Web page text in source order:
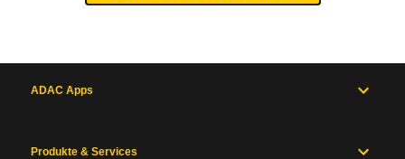
ADAC Apps
Produkte & Services